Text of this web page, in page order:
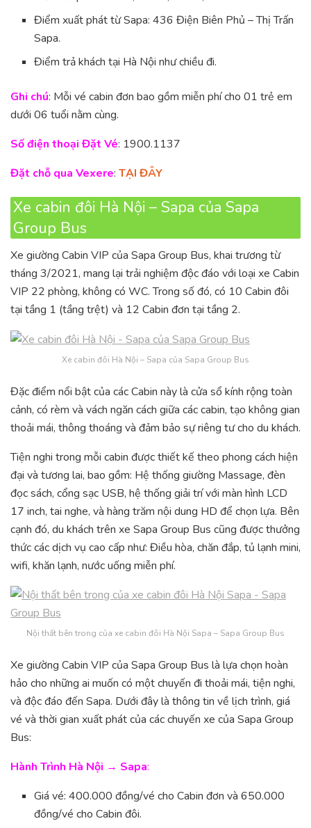
Điểm xuất phát từ Sapa: 436 Điện Biên Phủ – Thị Trấn
Sapa.
Điểm trả khách tại Hà Nội như chiều đi.
Ghi chú: Mỗi vé cabin đơn bao gồm miễn phí cho 01 trẻ em
dưới 06 tuổi nằm cùng.
Số điện thoại Đặt Vé: 1900.1137
Đặt chỗ qua Vexere: TẠI ĐÂY
Xe cabin đôi Hà Nội – Sapa của Sapa
Group Bus
Xe giường Cabin VIP của Sapa Group Bus, khai trương từ
tháng 3/2021, mang lại trải nghiệm độc đáo với loại xe Cabin
VIP 22 phòng, không có WC. Trong số đó, có 10 Cabin đôi
tại tầng 1 (tầng trệt) và 12 Cabin đơn tại tầng 2.
Xe cabin đôi Hà Nội – Sapa của Sapa Group Bus
Đặc điểm nổi bật của các Cabin này là cửa sổ kính rộng toàn
cảnh, có rèm và vách ngăn cách giữa các cabin, tạo không gian
thoải mái, thông thoáng và đảm bảo sự riêng tư cho du khách.
Tiện nghi trong mỗi cabin được thiết kế theo phong cách hiện
đại và tương lai, bao gồm: Hệ thống giường Massage, đèn
đọc sách, cổng sạc USB, hệ thống giải trí với màn hình LCD
17 inch, tai nghe, và hàng trăm nội dung HD để chọn lựa. Bên
cạnh đó, du khách trên xe Sapa Group Bus cũng được thưởng
thức các dịch vụ cao cấp như: Điều hòa, chăn đắp, tủ lạnh mini,
wifi, khăn lạnh, nước uống miễn phí.
Nội thất bên trong của xe cabin đôi Hà Nội Sapa – Sapa Group Bus
Xe giường Cabin VIP của Sapa Group Bus là lựa chọn hoàn
hảo cho những ai muốn có một chuyến đi thoải mái, tiện nghi,
và độc đáo đến Sapa. Dưới đây là thông tin về lịch trình, giá
vé và thời gian xuất phát của các chuyến xe của Sapa Group
Bus:
Hành Trình Hà Nội → Sapa:
Giá vé: 400.000 đồng/vé cho Cabin đơn và 650.000
đồng/vé cho Cabin đôi.